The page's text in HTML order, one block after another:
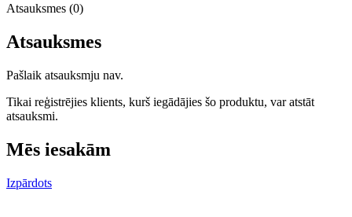
Atsauksmes (0)
Atsauksmes
Pašlaik atsauksmju nav.
Tikai reģistrējies klients, kurš iegādājies šo produktu, var atstāt
atsauksmi.
Mēs iesakām
Izpārdots